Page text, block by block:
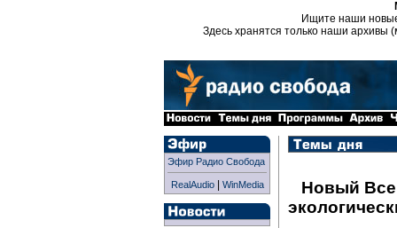
Ищите наши
Здесь хранятся только наши архивы
Эфир Радио Свобода
RealAudio| WinMedia
Новый